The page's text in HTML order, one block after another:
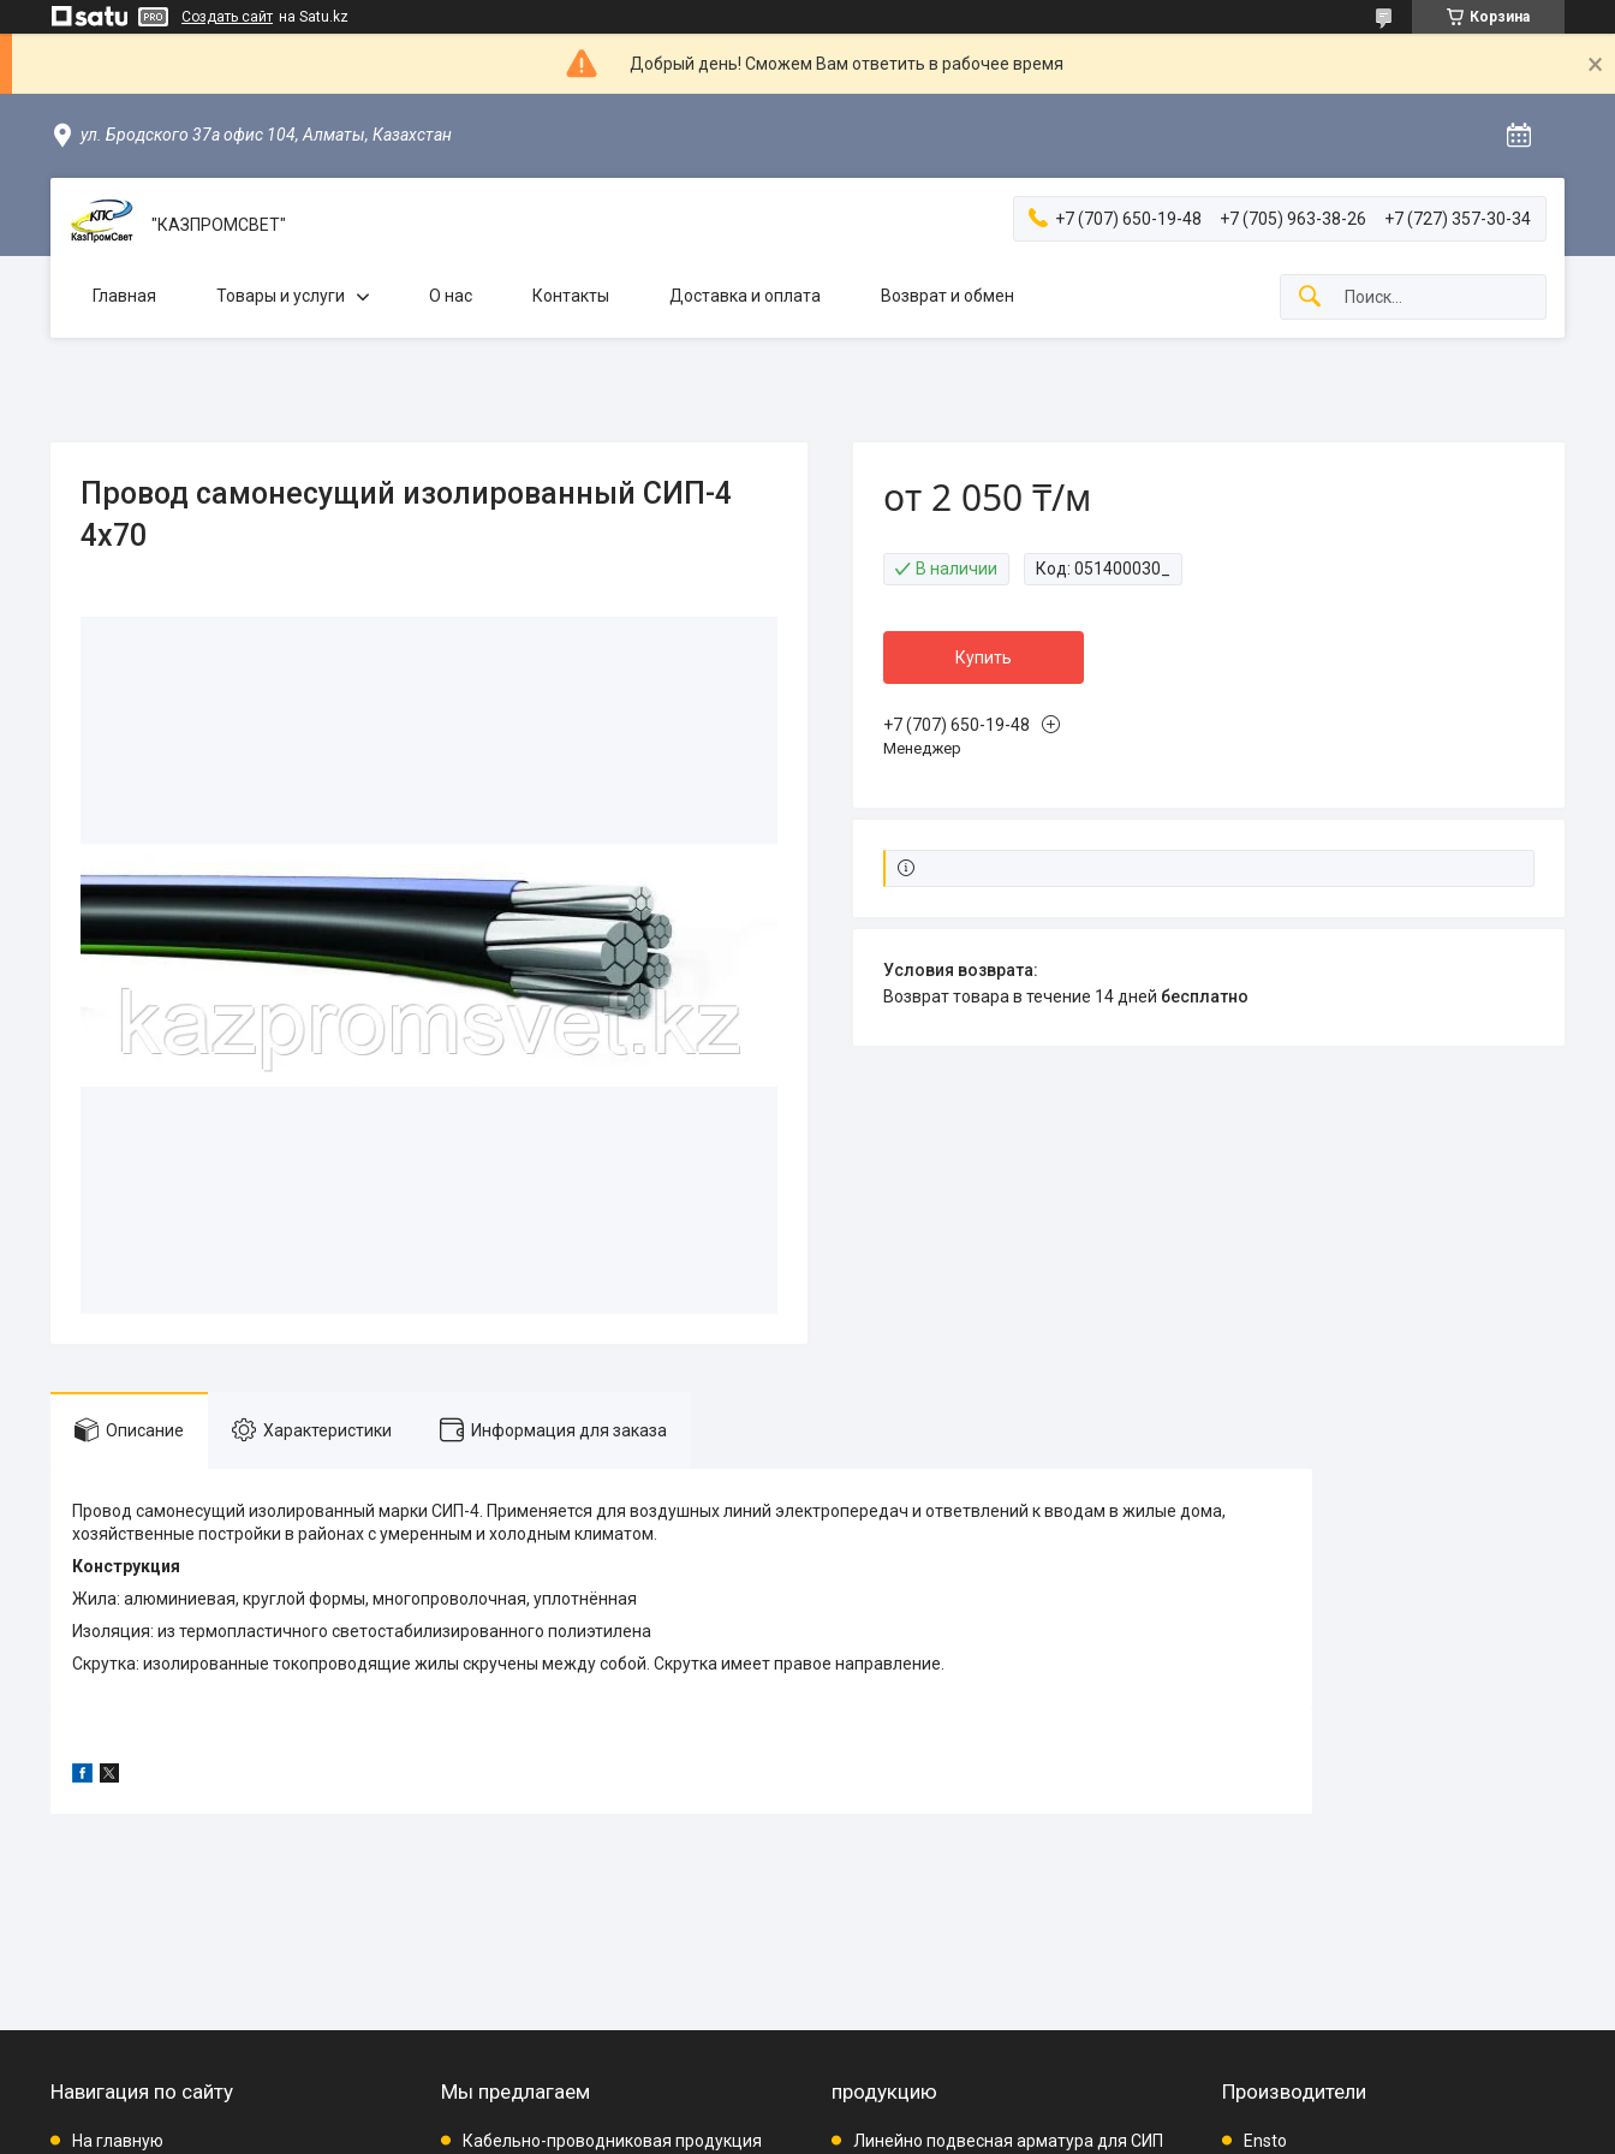
Создать сайт на Satu.kz Корзина
Добрый день! Сможем Вам ответить в рабочее время
ул. Бродского 37а офис 104, Алматы, Казахстан
"КАЗПРОМСВЕТ" +7 (707) 650-19-48 +7 (705) 963-38-26 +7 (727) 357-30-34
Главная Товары и услуги О нас Контакты Доставка и оплата Возврат и обмен
Провод cамонесущий изолированный СИП-4
4х70
от 2 050 ₸/м
В наличии Код: 051400030_
Купить
+7 (707) 650-19-48
Менеджер
возврат товара в течение 14 дней бесплатно
Описание Характеристики Информация для заказа
Провод самонесущий изолированный марки СИП-4. Применяется для воздушных линий электропередач и ответвлений к вводам в жилые дома,
хозяйственные постройки в районах с умеренным и холодным климатом.
Конструкция
Жила: алюминиевая, круглой формы, многопроволочная, уплотнённая
Изоляция: из термопластичного светостабилизированного полиэтилена
Скрутка: изолированные токопроводящие жилы скручены между собой. Скрутка имеет правое направление.
Навигация по сайту
На главную
Мы предлагаем
Кабельно-проводниковая продукция
продукцию
Линейно подвесная арматура для СИП
Производители
Ensto